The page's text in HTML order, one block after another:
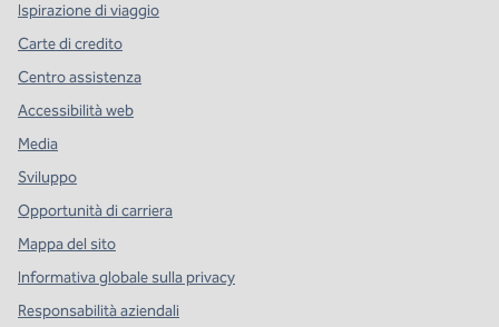
Ispirazione di viaggio
Carte di credito
Centro assistenza
Accessibilità web
Media
Sviluppo
Opportunità di carriera
Mappa del sito
Informativa globale sulla privacy
Responsabilità aziendali